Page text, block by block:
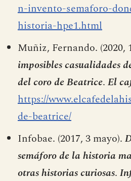
n-invento-semaforo-
historia-hpe1.html
Muñiz, Fernando. (2020,
imposibles casualidades
del coro de Beatrice. El
https://
de-beatrice/
Infobae. (2017, 3 mayo).
semáforo de la historia
otras historias curiosas.